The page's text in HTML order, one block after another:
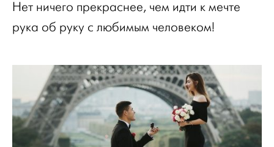
Нет ничего прекраснее, чем идти к мечте
рука об руку с любимым человеком!